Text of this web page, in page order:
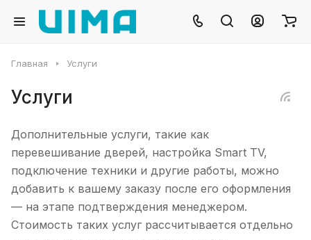
Главная Услуги
Услуги
Дополнительные услуги, такие как
перевешивание дверей, настройка Smart TV,
подключение техники и другие работы, можно
добавить к вашему заказу после его оформления
— на этапе подтверждения менеджером.
Стоимость таких услуг рассчитывается отдельно